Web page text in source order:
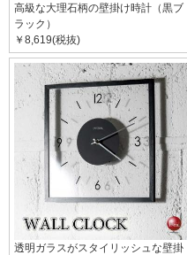
高級な大理石柄の壁掛け時計（黒ブ
ラック）
￥8,619(税抜)
透明ガラスがスタイリッシュな壁掛